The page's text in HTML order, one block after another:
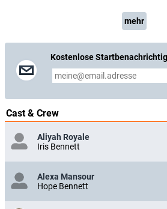
mehr
Kostenlose
Cast & Crew
Aliyah Royale
Iris Bennett
Alexa Mansour
Hope Bennett